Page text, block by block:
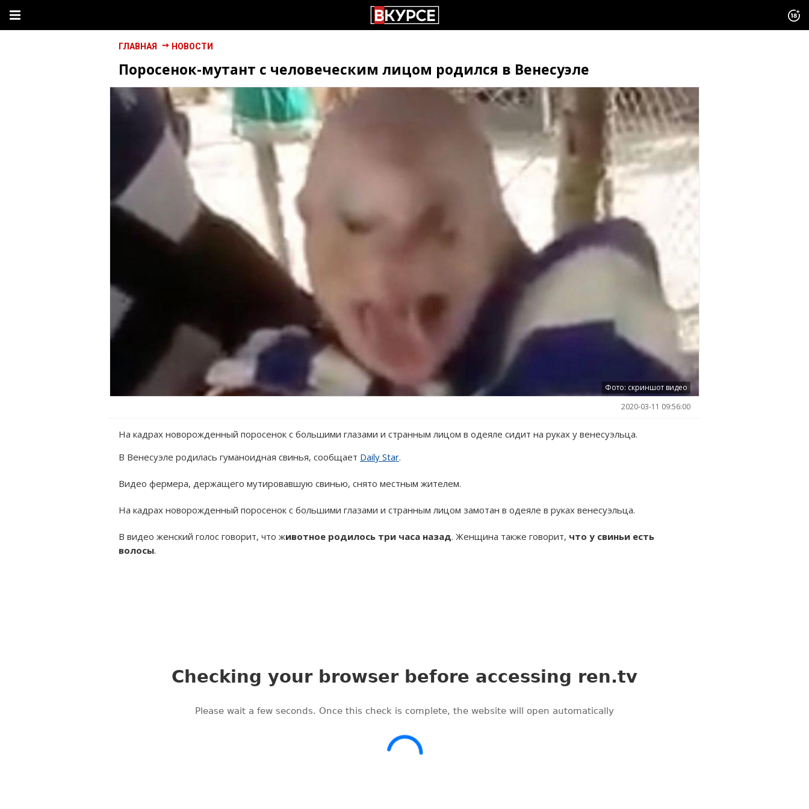
ГЛАВНАЯ НОВОСТИ
Поросенок-мутант с человеческим лицом родился в Венесуэле
Фото: скриншот видео
2020-03-11 09:56:00
На кадрах новорожденный поросенок с большими глазами и странным лицом в одеяле сидит на руках у венесуэльца.
В Венесуэле родилась гуманоидная свинья, сообщает Daily Star.
Видео фермера, держащего мутировавшую свинью, снято местным жителем.
На кадрах новорожденный поросенок с большими глазами и странным лицом замотан в одеяле в руках венесуэльца.
В видео женский голос говорит, что животное родилось три часа назад. Женщина также говорит, что у свиньи есть
волосы.